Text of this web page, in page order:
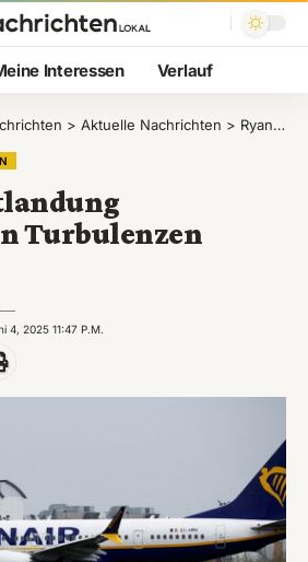
Interessen Verlauf
> Aktuelle Nachrichten > Ryanair Notlandung Memmingen Turbulenzen Verletzte
Turbulenzen
4, 2025 11:47 P.m.